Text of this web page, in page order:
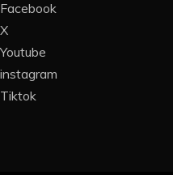
Facebook
X
Youtube
instagram
Tiktok